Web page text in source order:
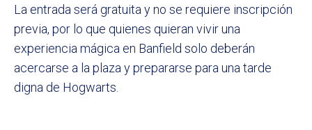
La entrada será gratuita y no se requiere inscripción
previa, por lo que quienes quieran vivir una
experiencia mágica en Banfield solo deberán
acercarse a la plaza y prepararse para una tarde
digna de Hogwarts.